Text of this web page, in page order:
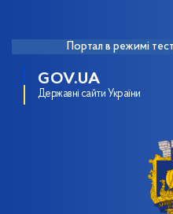
Портал в режимі
GOV.UA
Державні сайти України